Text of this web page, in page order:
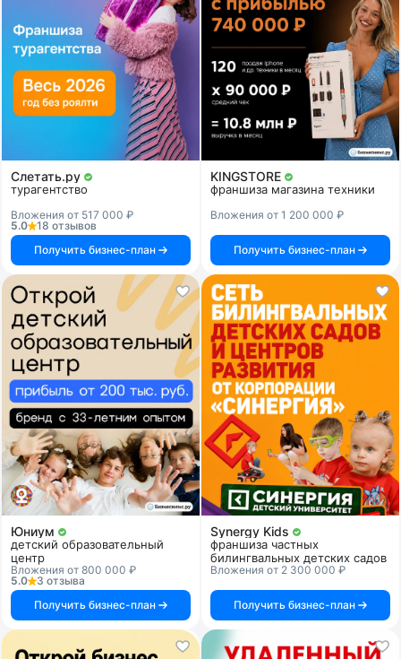
Слетать.ру
турагентство
Вложения от 517 000 ₽
5.0
18 отзывов
Получить бизнес-план
KINGSTORE
франшиза магазина техники
Вложения от 1 200 000 ₽
Получить бизнес-план
Юниум
детский образовательный
центр
Вложения от 800 000 ₽
5.0
3 отзыва
Получить бизнес-план
Synergy Kids
франшиза частных
билингвальных детских садов
Вложения от 2 300 000 ₽
Получить бизнес-план